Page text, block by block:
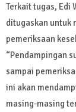
Terkait tugas, Edi
ditugaskan untuk
pemeriksaan
“Pendampingan
sampai
ini akan
masing-masing